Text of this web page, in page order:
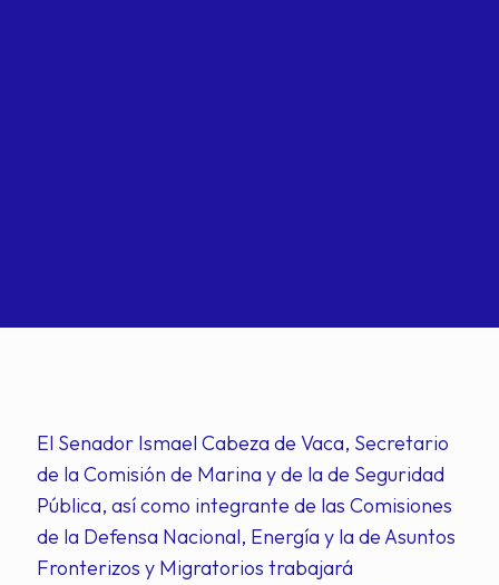
El Senador Ismael Cabeza de Vaca, Secretario
de la Comisión de Marina y de la de Seguridad
Pública, así como integrante de las Comisiones
de la Defensa Nacional, Energía y la de Asuntos
Fronterizos y Migratorios trabajará